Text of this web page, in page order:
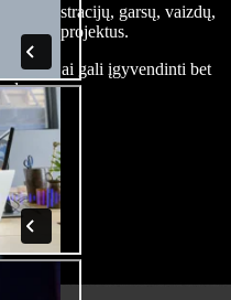
iliustracijų, garsų, vaizdų,
projektus.
– kūrėjai gali įgyvendinti bet